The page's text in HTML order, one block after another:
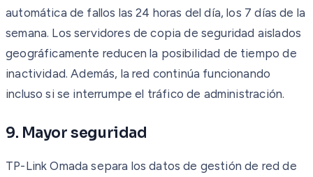
automática de fallos las 24 horas del día, los 7 días de la
semana. Los servidores de copia de seguridad aislados
geográficamente reducen la posibilidad de tiempo de
inactividad. Además, la red continúa funcionando
incluso si se interrumpe el tráfico de administración.
9. Mayor seguridad
TP-Link Omada separa los datos de gestión de red de